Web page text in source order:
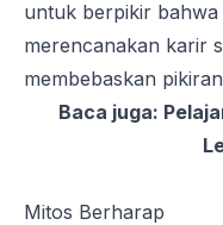
untuk berpikir bahwa
merencanakan karir
membebaskan
Baca juga:
Mitos Berharap